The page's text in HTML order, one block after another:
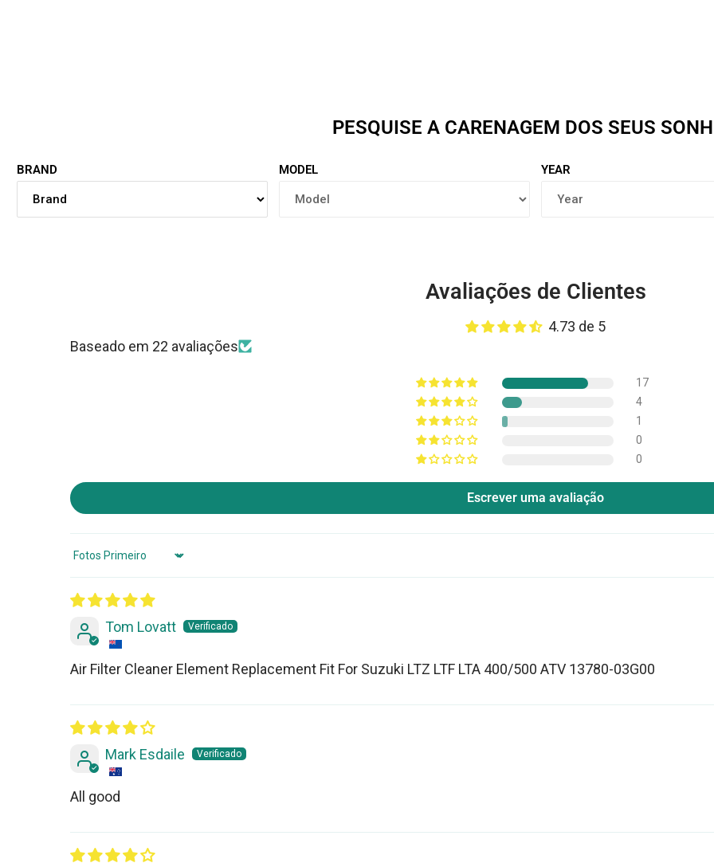
PESQUISE A CARENAGEM DOS SEUS
BRAND MODEL YEAR
Avaliações de Clientes
4.73 de 5
Baseado em 22 avaliações
17
4
1
0
0
Escrever uma avaliação
Sort by
Tom Lovatt
Air Filter Cleaner Element Replacement Fit For Suzuki LTZ LTF LTA 400/500 ATV 13780-03G00
Mark Esdaile
All good